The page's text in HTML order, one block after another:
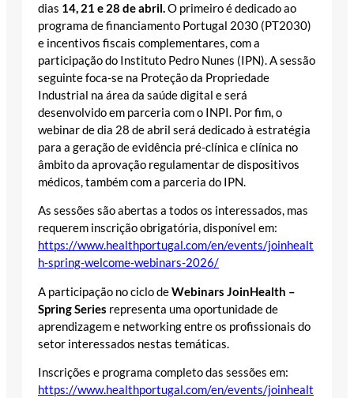
dias 14, 21 e 28 de abril.O primeiro é dedicado ao
programa de financiamento Portugal 2030 (PT2030)
e incentivos fiscais complementares, com a
participação do Instituto Pedro Nunes (IPN). A sessão
seguinte foca-se na Proteção da Propriedade
Industrial na área da saúde digital e será
desenvolvido em parceria com o INPI. Por fim, o
webinar de dia 28 de abril será dedicado à estratégia
para a geração de evidência pré-clínica e clínica no
âmbito da aprovação regulamentar de dispositivos
médicos, também com a parceria do IPN.
As sessões são abertas a todos os interessados, mas
requerem inscrição obrigatória, disponível em:
https://www.healthportugal.com/en/events/joinhealt
h-spring-welcome-webinars-2026/
A participação no ciclo deWebinars JoinHealth –
Spring Series representa uma oportunidade de
aprendizagem e networking entre os profissionais do
setor interessados nestas temáticas.
Inscrições e programa completo das sessões em:
https://www.healthportugal.com/en/events/joinhealt